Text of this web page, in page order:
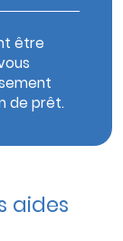
être
de prêt.
aides